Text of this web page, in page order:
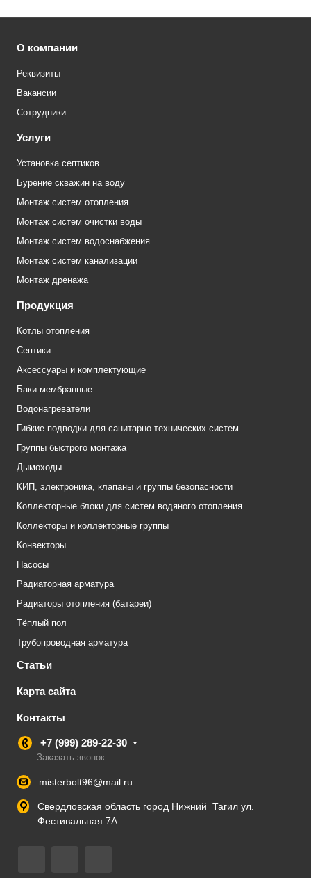
О компании
Реквизиты
Вакансии
Сотрудники
Услуги
Установка септиков
Бурение скважин на воду
Монтаж систем отопления
Монтаж систем очистки воды
Монтаж систем водоснабжения
Монтаж систем канализации
Монтаж дренажа
Продукция
Котлы отопления
Септики
Аксессуары и комплектующие
Баки мембранные
Водонагреватели
Гибкие подводки для санитарно-технических систем
Группы быстрого монтажа
Дымоходы
КИП, электроника, клапаны и группы безопасности
Коллекторные блоки для систем водяного отопления
Коллекторы и коллекторные группы
Конвекторы
Насосы
Радиаторная арматура
Радиаторы отопления (батареи)
Тёплый пол
Трубопроводная арматура
Статьи
Карта сайта
Контакты
+7 (999) 289-22-30
Заказать звонок
misterbolt96@mail.ru
Свердловская область город Нижний Тагил ул.
Фестивальная 7А